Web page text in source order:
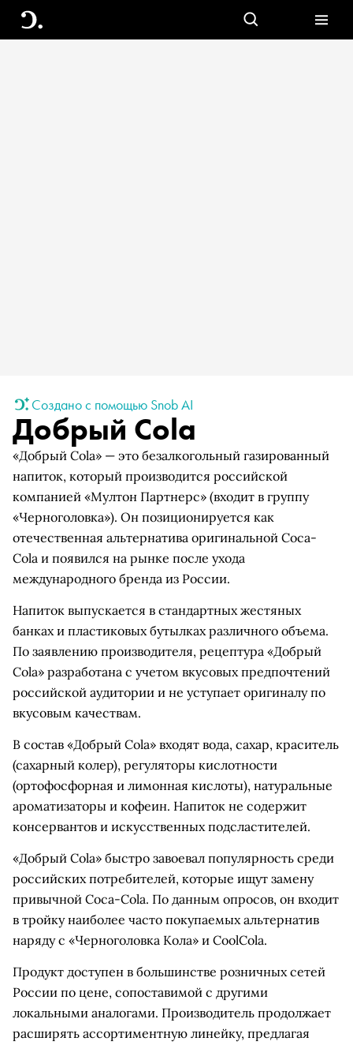
Создано с помощью Snob AI
Добрый Cola
«Добрый Cola» — это безалкогольный газированный
напиток, который производится российской
компанией «Мултон Партнерс» (входит в группу
«Черноголовка»). Он позиционируется как
отечественная альтернатива оригинальной Coca-
Cola и появился на рынке после ухода
международного бренда из России.
Напиток выпускается в стандартных жестяных
банках и пластиковых бутылках различного объема.
По заявлению производителя, рецептура «Добрый
Cola» разработана с учетом вкусовых предпочтений
российской аудитории и не уступает оригиналу по
вкусовым качествам.
В состав «Добрый Cola» входят вода, сахар, краситель
(сахарный колер), регуляторы кислотности
(ортофосфорная и лимонная кислоты), натуральные
ароматизаторы и кофеин. Напиток не содержит
консервантов и искусственных подсластителей.
«Добрый Cola» быстро завоевал популярность среди
российских потребителей, которые ищут замену
привычной Coca-Cola. По данным опросов, он входит
в тройку наиболее часто покупаемых альтернатив
наряду с «Черноголовка Кола» и CoolCola.
Продукт доступен в большинстве розничных сетей
России по цене, сопоставимой с другими
локальными аналогами. Производитель продолжает
расширять ассортиментную линейку, предлагая